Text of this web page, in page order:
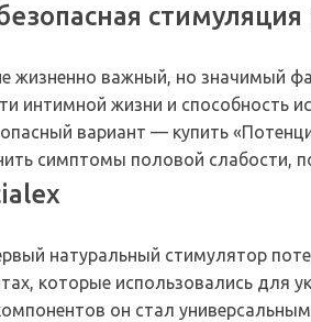
жизненно важный, но значимый
интимной жизни и способность
вариант — купить
симптомы половой слабости,
натуральный стимулятор
которые использовались для
он стал